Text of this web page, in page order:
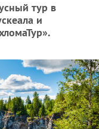
тур в
и